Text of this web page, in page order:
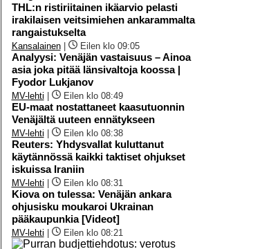
THL:n ristiriitainen ikäarvio pelasti
irakilaisen veitsimiehen ankarammalta
rangaistukselta
Kansalainen| Eilen klo 09:05
Analyysi: Venäjän vastaisuus – Ainoa
asia joka pitää länsivaltoja koossa |
Fyodor Lukjanov
MV-lehti Eilen klo 08:49
EU-maat nostattaneet kaasutuonnin
Venäjältä uuteen ennätykseen
MV-lehti Eilen klo 08:38
Reuters: Yhdysvallat kuluttanut
käytännössä kaikki taktiset ohjukset
iskuissa Iraniin
MV-lehti Eilen klo 08:31
Kiova on tulessa: Venäjän ankara
ohjusisku moukaroi Ukrainan
pääkaupunkia [Videot]
MV-lehti Eilen klo 08:21